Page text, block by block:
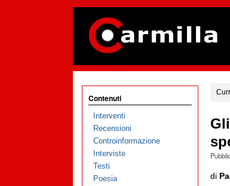
di
Contenuti
Interventi
Recensioni
Controinformazione
Interviste
Testi
Poesia